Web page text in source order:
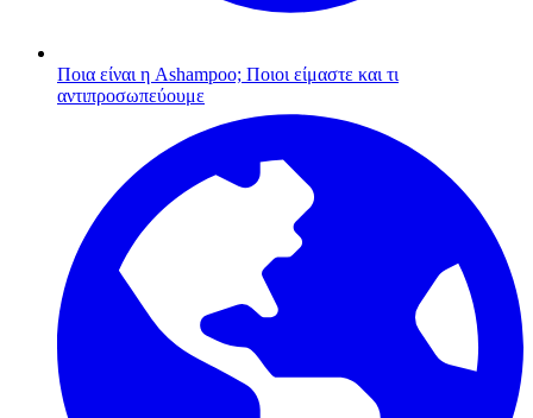
Ποια είναι η Ashampoo; Ποιοι είμαστε και τι
αντιπροσωπεύουμε